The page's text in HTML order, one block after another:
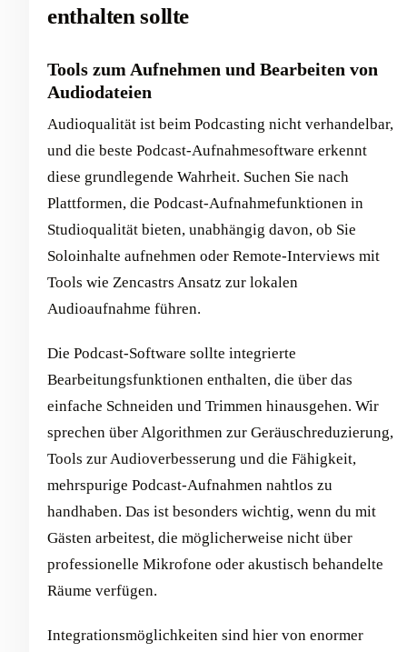
enthalten sollte
Tools zum Aufnehmen und Bearbeiten von
Audiodateien
Audioqualität ist beim Podcasting nicht verhandelbar,
und die beste Podcast-Aufnahmesoftware erkennt
diese grundlegende Wahrheit. Suchen Sie nach
Plattformen, die Podcast-Aufnahmefunktionen in
Studioqualität bieten, unabhängig davon, ob Sie
Soloinhalte aufnehmen oder Remote-Interviews mit
Tools wie Zencastrs Ansatz zur lokalen
Audioaufnahme führen.
Die Podcast-Software sollte integrierte
Bearbeitungsfunktionen enthalten, die über das
einfache Schneiden und Trimmen hinausgehen. Wir
sprechen über Algorithmen zur Geräuschreduzierung,
Tools zur Audioverbesserung und die Fähigkeit,
mehrspurige Podcast-Aufnahmen nahtlos zu
handhaben. Das ist besonders wichtig, wenn du mit
Gästen arbeitest, die möglicherweise nicht über
professionelle Mikrofone oder akustisch behandelte
Räume verfügen.
Integrationsmöglichkeiten sind hier von enormer